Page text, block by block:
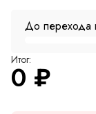
До перехода
Итог:
0 ₽